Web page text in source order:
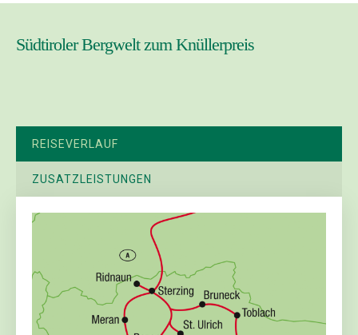
Südtiroler Bergwelt zum Knüllerpreis
REISEVERLAUF
ZUSATZLEISTUNGEN